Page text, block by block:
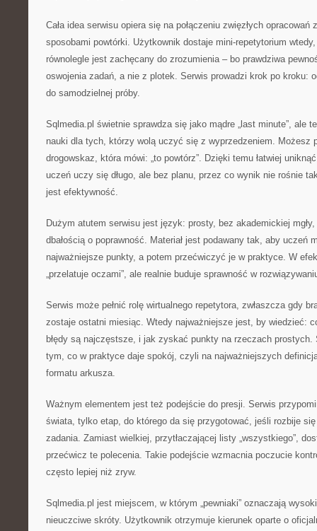
Cała idea serwisu opiera się na połączeniu zwięzłych
sposobami powtórki. Użytkownik dostaje mini-repetytorium
równolegle jest zachęcany do zrozumienia – bo prawdziwa
oswojenia zadań, a nie z plotek. Serwis prowadzi krok po kroku:
do samodzielnej próby.
Sqlmedia.pl świetnie sprawdza się jako mądre „last minute”, ale
nauki dla tych, którzy wolą uczyć się z wyprzedzeniem. Możesz
drogowskaz, która mówi: „to powtórz”. Dzięki temu łatwiej
uczeń uczy się długo, ale bez planu, przez co wynik nie rośnie
jest efektywność.
Dużym atutem serwisu jest język: prosty, bez akademickiej
dbałością o poprawność. Materiał jest podawany tak, aby uczeń
najważniejsze punkty, a potem przećwiczyć je w praktyce. W
„przelatuje oczami”, ale realnie buduje sprawność w
Serwis może pełnić rolę wirtualnego repetytora, zwłaszcza gdy
zostaje ostatni miesiąc. Wtedy najważniejsze jest, by wiedzieć:
błędy są najczęstsze, i jak zyskać punkty na rzeczach prostych.
tym, co w praktyce daje spokój, czyli na najważniejszych
formatu arkusza.
Ważnym elementem jest też podejście do presji. Serwis
świata, tylko etap, do którego da się przygotować, jeśli rozbije się
zadania. Zamiast wielkiej, przytłaczającej listy „wszystkiego”,
przećwicz te polecenia. Takie podejście wzmacnia poczucie
często lepiej niż zryw.
Sqlmedia.pl jest miejscem, w którym „pewniaki” oznaczają
nieuczciwe skróty. Użytkownik otrzymuje kierunek oparte o